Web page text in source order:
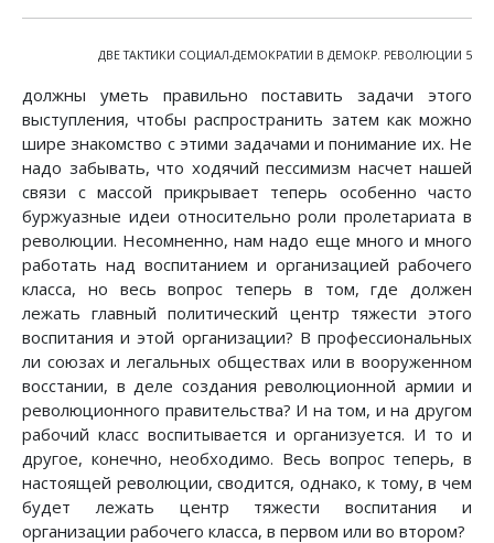
ДВЕ ТАКТИКИ СОЦИАЛ-ДЕМОКРАТИИ В ДЕМОКР. РЕВОЛЮЦИИ 5
должны уметь правильно поставить задачи этого
выступления, чтобы распространить затем как можно
шире знакомство с этими задачами и понимание их. Не
надо забывать, что ходячий пессимизм насчет нашей
связи с массой прикрывает теперь особенно часто
буржуазные идеи относительно роли пролетариата в
революции. Несомненно, нам надо еще много и много
работать над воспитанием и организацией рабочего
класса, но весь вопрос теперь в том, где должен
лежать главный политический центр тяжести этого
воспитания и этой организации? В профессиональных
ли союзах и легальных обществах или в вооруженном
восстании, в деле создания революционной армии и
революционного правительства? И на том, и на другом
рабочий класс воспитывается и организуется. И то и
другое, конечно, необходимо. Весь вопрос теперь, в
настоящей революции, сводится, однако, к тому, в чем
будет лежать центр тяжести воспитания и
организации рабочего класса, в первом или во втором?